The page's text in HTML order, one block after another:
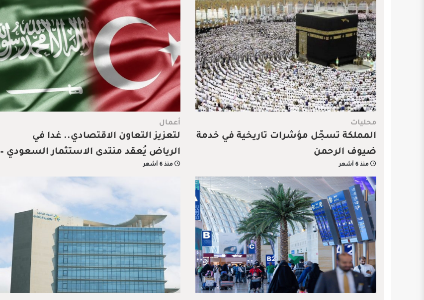
محليات
المملكة تسجّل مؤشرات تاريخية في خدمة
ضيوف الرحمن
منذ 6 أشهر
أعمال
لتعزيز التعاون الاقتصادي.. غدا في
الرياض يُعقد منتدى الاستثمار السعودي –
التركي
منذ 6 أشهر